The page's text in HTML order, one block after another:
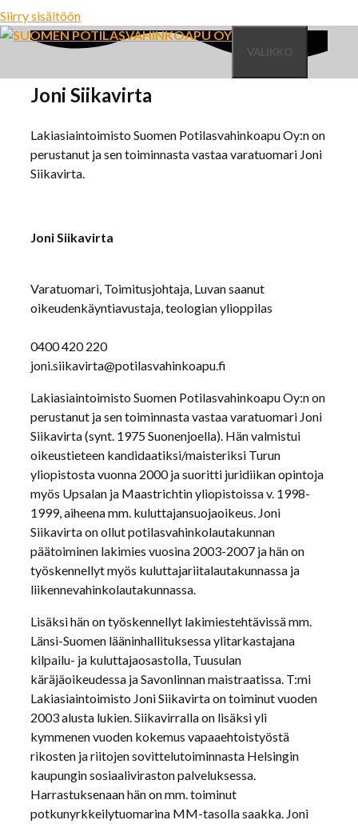
Siirry sisältöön
VALIKKO
Joni Siikavirta
Lakiasiaintoimisto Suomen Potilasvahinkoapu Oy:n on
perustanut ja sen toiminnasta vastaa varatuomari Joni
Siikavirta.
Joni Siikavirta
Varatuomari, Toimitusjohtaja, Luvan saanut
oikeudenkäyntiavustaja, teologian ylioppilas
0400 420 220
joni.siikavirta@potilasvahinkoapu.fi
Lakiasiaintoimisto Suomen Potilasvahinkoapu Oy:n on
perustanut ja sen toiminnasta vastaa varatuomari Joni
Siikavirta (synt. 1975 Suonenjoella). Hän valmistui
oikeustieteen kandidaatiksi/maisteriksi Turun
yliopistosta vuonna 2000 ja suoritti juridiikan opintoja
myös Upsalan ja Maastrichtin yliopistoissa v. 1998-
1999, aiheena mm. kuluttajansuojaoikeus. Joni
Siikavirta on ollut potilasvahinkolautakunnan
päätoiminen lakimies vuosina 2003-2007 ja hän on
työskennellyt myös kuluttajariitalautakunnassa ja
liikennevahinkolautakunnassa.
Lisäksi hän on työskennellyt lakimiestehtävissä mm.
Länsi-Suomen lääninhallituksessa ylitarkastajana
kilpailu- ja kuluttajaosastolla, Tuusulan
käräjäoikeudessa ja Savonlinnan maistraatissa. T:mi
Lakiasiaintoimisto Joni Siikavirta on toiminut vuoden
2003 alusta lukien. Siikavirralla on lisäksi yli
kymmenen vuoden kokemus vapaaehtoistyöstä
rikosten ja riitojen sovittelutoiminnasta Helsingin
kaupungin sosiaaliviraston palveluksessa.
Harrastuksenaan hän on mm. toiminut
potkunyrkkeilytuomarina MM-tasolla saakka. Joni